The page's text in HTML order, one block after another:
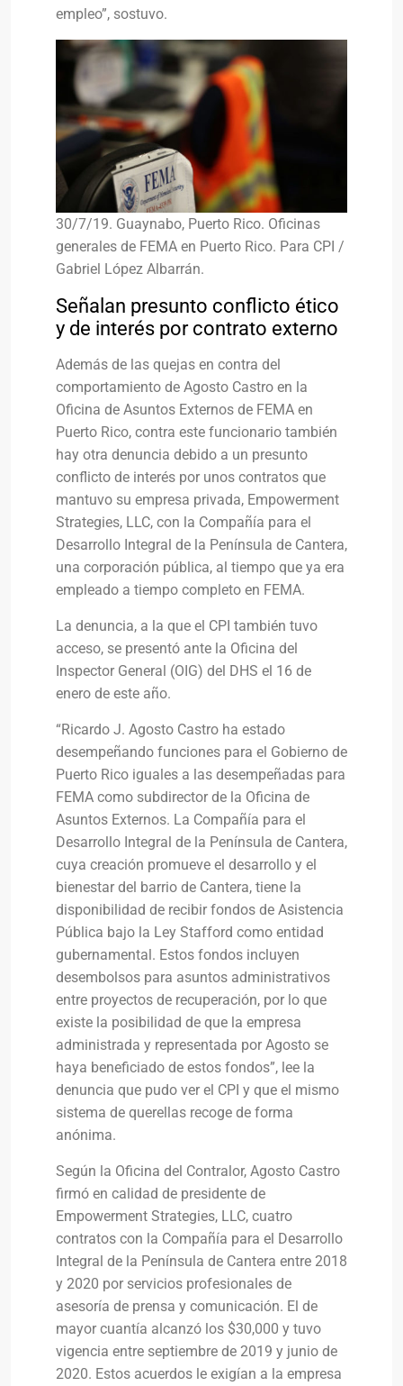
empleo”, sostuvo.
30/7/19. Guaynabo, Puerto Rico. Oficinas
generales de FEMA en Puerto Rico. Para CPI /
Gabriel López Albarrán.
Señalan presunto conflicto ético
y de interés por contrato externo
Además de las quejas en contra del
comportamiento de Agosto Castro en la
Oficina de Asuntos Externos de FEMA en
Puerto Rico, contra este funcionario también
hay otra denuncia debido a un presunto
conflicto de interés por unos contratos que
mantuvo su empresa privada, Empowerment
Strategies, LLC, con la Compañía para el
Desarrollo Integral de la Península de Cantera,
una corporación pública, al tiempo que ya era
empleado a tiempo completo en FEMA.
La denuncia, a la que el CPI también tuvo
acceso, se presentó ante la Oficina del
Inspector General (OIG) del DHS el 16 de
enero de este año.
“Ricardo J. Agosto Castro ha estado
desempeñando funciones para el Gobierno de
Puerto Rico iguales a las desempeñadas para
FEMA como subdirector de la Oficina de
Asuntos Externos. La Compañía para el
Desarrollo Integral de la Península de Cantera,
cuya creación promueve el desarrollo y el
bienestar del barrio de Cantera, tiene la
disponibilidad de recibir fondos de Asistencia
Pública bajo la Ley Stafford como entidad
gubernamental. Estos fondos incluyen
desembolsos para asuntos administrativos
entre proyectos de recuperación, por lo que
existe la posibilidad de que la empresa
administrada y representada por Agosto se
haya beneficiado de estos fondos”, lee la
denuncia que pudo ver el CPI y que el mismo
sistema de querellas recoge de forma
anónima.
Según la Oficina del Contralor, Agosto Castro
firmó en calidad de presidente de
Empowerment Strategies, LLC, cuatro
contratos con la Compañía para el Desarrollo
Integral de la Península de Cantera entre 2018
y 2020 por servicios profesionales de
asesoría de prensa y comunicación. El de
mayor cuantía alcanzó los $30,000 y tuvo
vigencia entre septiembre de 2019 y junio de
2020. Estos acuerdos le exigían a la empresa